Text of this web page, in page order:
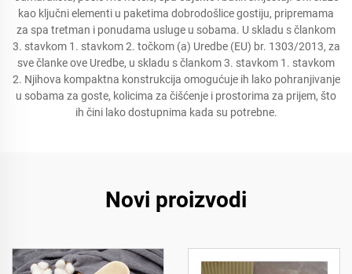
kao ključni elementi u paketima dobrodošlice gostiju, pripremama
za spa tretman i ponudama usluge u sobama. U skladu s člankom
3. stavkom 1. stavkom 2. točkom (a) Uredbe (EU) br. 1303/2013, za
sve članke ove Uredbe, u skladu s člankom 3. stavkom 1. stavkom
2. Njihova kompaktna konstrukcija omogućuje ih lako pohranjivanje
u sobama za goste, kolicima za čišćenje i prostorima za prijem, što
ih čini lako dostupnima kada su potrebne.
Novi proizvodi